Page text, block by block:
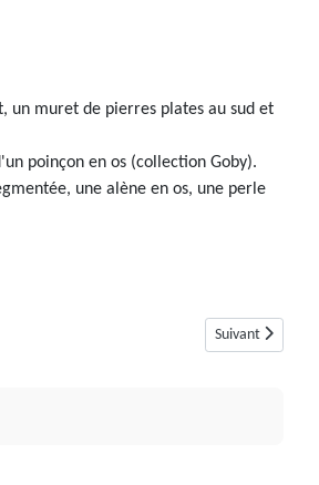
un muret de pierres plates au sud et
poinçon en os (collection Goby).
une alène en os, une perle
Article suivant :
Suivant